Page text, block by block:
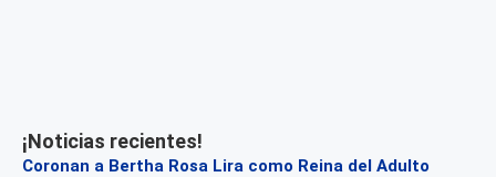
¡Noticias recientes!
Coronan a Bertha Rosa Lira como Reina del Adulto